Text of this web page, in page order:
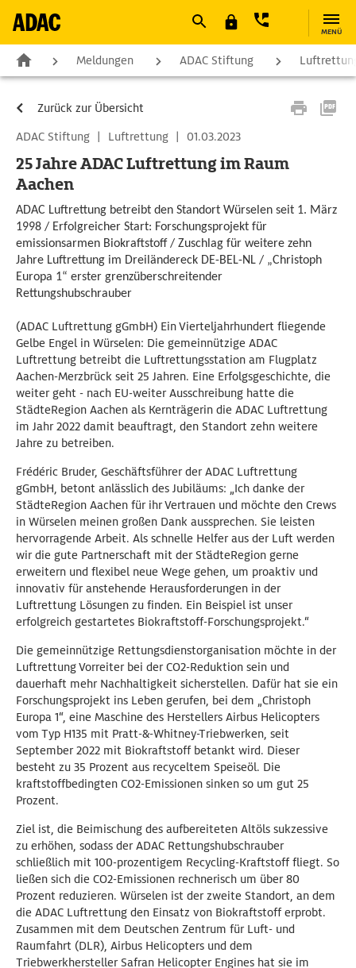
MENÜ
Meldungen ADAC Stiftung
Zurück zur Übersicht
ADAC Stiftung | Luftrettung | 01.03.2023
25 Jahre ADAC Luftrettung im Raum
Aachen
ADAC Luftrettung betreibt den Standort Würselen seit 1. März
1998 / Erfolgreicher Start: Forschungsprojekt für
emissionsarmen Biokraftstoff / Zuschlag für weitere zehn
Jahre Luftrettung im Dreiländereck DE-BEL-NL / „Christoph
Europa 1“ erster grenzüberschreitender
Rettungshubschrauber
(ADAC Luftrettung gGmbH) Ein Vierteljahrhundert fliegende
Gelbe Engel in Würselen: Die gemeinnützige ADAC
Luftrettung betreibt die Luftrettungsstation am Flugplatz
Aachen-Merzbrück seit 25 Jahren. Eine Erfolgsgeschichte, die
weiter geht - nach EU-weiter Ausschreibung hatte die
StädteRegion Aachen als Kernträgerin die ADAC Luftrettung
im Jahr 2022 damit beauftragt, den Standort zehn weitere
Jahre zu betreiben.
Frédéric Bruder, Geschäftsführer der ADAC Luftrettung
gGmbH, betont anlässlich des Jubiläums: „Ich danke der
StädteRegion Aachen für ihr Vertrauen und möchte den Crews
in Würselen meinen großen Dank aussprechen. Sie leisten
hervorragende Arbeit. Als schnelle Helfer aus der Luft werden
wir die gute Partnerschaft mit der StädteRegion gerne
erweitern und flexibel neue Wege gehen, um proaktiv und
innovativ für anstehende Herausforderungen in der
Luftrettung Lösungen zu finden. Ein Beispiel ist unser
erfolgreich gestartetes Biokraftstoff-Forschungsprojekt.“
Die gemeinnützige Rettungsdienstorganisation möchte in der
Luftrettung Vorreiter bei der CO2-Reduktion sein und
dauerhaft mehr Nachhaltigkeit sicherstellen. Dafür hat sie ein
Forschungsprojekt ins Leben gerufen, bei dem „Christoph
Europa 1“, eine Maschine des Herstellers Airbus Helicopters
vom Typ H135 mit Pratt-&-Whitney-Triebwerken, seit
September 2022 mit Biokraftstoff betankt wird. Dieser
besteht zu 35 Prozent aus recyceltem Speiseöl. Die
kraftstoffbedingten CO2-Emissionen sinken so um gut 25
Prozent.
Ziel ist, die Beimischung des aufbereiteten Altöls sukzessive
zu erhöhen, sodass der ADAC Rettungshubschrauber
schließlich mit 100-prozentigem Recycling-Kraftstoff fliegt. So
ließen sich die CO2-Emissionen rechnerisch um über 80
Prozent reduzieren. Würselen ist der zweite Standort, an dem
die ADAC Luftrettung den Einsatz von Biokraftstoff erprobt.
Zusammen mit dem Deutschen Zentrum für Luft- und
Raumfahrt (DLR), Airbus Helicopters und dem
Triebwerkhersteller Safran Helicopter Engines hat sie im